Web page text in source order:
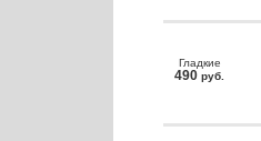
Гладкие
490 руб.